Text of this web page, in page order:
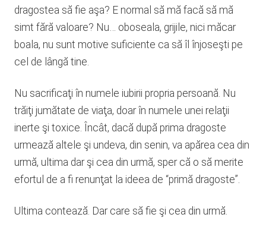
dragostea să fie aşa? E normal să mă facă să mă
simt fără valoare? Nu… oboseala, grijile, nici măcar
boala, nu sunt motive suficiente ca să îl înjoseşti pe
cel de lângă tine.
Nu sacrificaţi în numele iubirii propria persoană. Nu
trăiţi jumătate de viaţa, doar în numele unei relaţii
inerte şi toxice. Încât, dacă după prima dragoste
urmează altele şi undeva, din senin, va apărea cea din
urmă, ultima dar şi cea din urmă, sper că o să merite
efortul de a fi renunţat la ideea de “primă dragoste”.
Ultima contează. Dar care să fie şi cea din urmă.